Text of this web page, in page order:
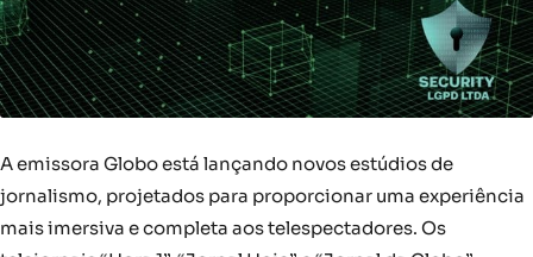
A emissora Globo está lançando novos estúdios de
jornalismo, projetados para proporcionar uma experiência
mais imersiva e completa aos telespectadores. Os